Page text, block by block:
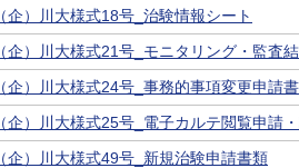
（企）川大様式18号_治験情報シート
（企）川大様式21号_モニタリング・監査
（企）川大様式24号_事務的事項変更申請書
（企）川大様式25号_電子カルテ閲覧申請
（企）川大様式49号_新規治験申請書類